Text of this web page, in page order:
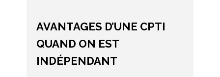
AVANTAGES D’UNE CPTI
QUAND ON EST
INDÉPENDANT